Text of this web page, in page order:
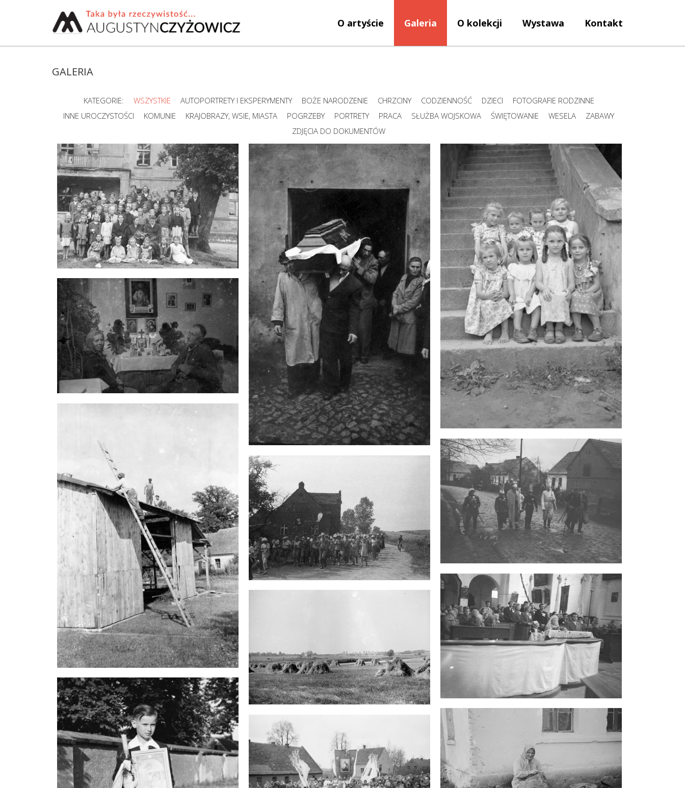
O artyście Galeria O kolekcji Wystawa Kontakt
GALERIA
KATEGORIE: WSZYSTKIE AUTOPORTRETY I EKSPERYMENTY BOŻE NARODZENIE CHRZCINY CODZIENNOŚĆ DZIECI
FOTOGRAFIE RODZINNE
INNE UROCZYSTOŚCI
KOMUNIE KRAJOBRAZY, WSIE, MIASTA POGRZEBY PORTRETY PRACA SŁUŻBA WOJSKOWA ŚWIĘTOWANIE WESELA
ZABAWY
ZDJĘCIA DO DOKUMENTÓW